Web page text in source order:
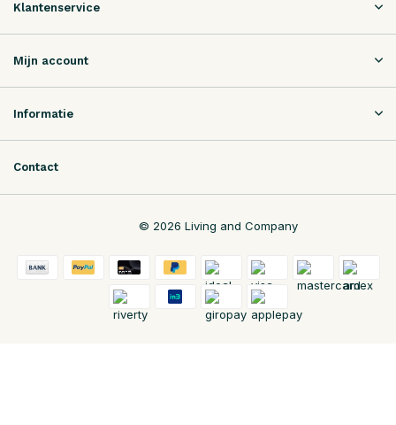
Klantenservice
Mijn account
Informatie
Contact
© 2026 Living and Company